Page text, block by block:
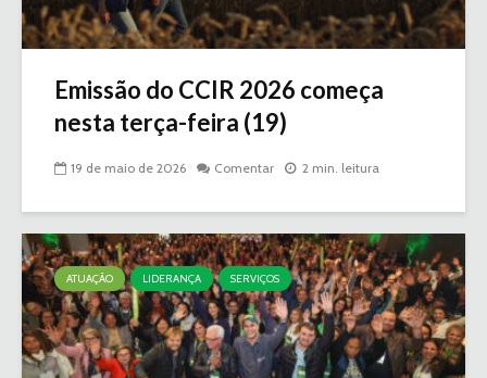
Emissão do CCIR 2026 começa
nesta terça-feira (19)
19 de maio de 2026 Comentar 2 min. leitura
ATUAÇÃO LIDERANÇA SERVIÇOS